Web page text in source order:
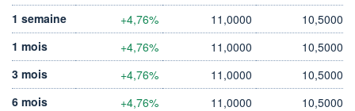
1 semaine
+4,76% 11,0000
10,5000
1 mois
+4,76% 11,0000
10,5000
3 mois
+4,76% 11,0000
10,5000
6 mois
+4,76% 11,0000
10,5000